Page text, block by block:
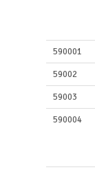
590001
59002
59003
590004